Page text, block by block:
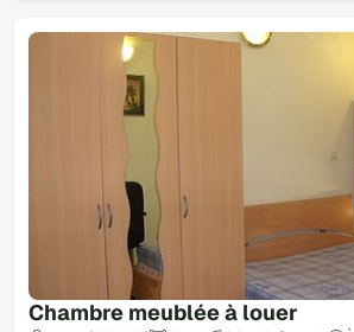
Chambre meublée à louer